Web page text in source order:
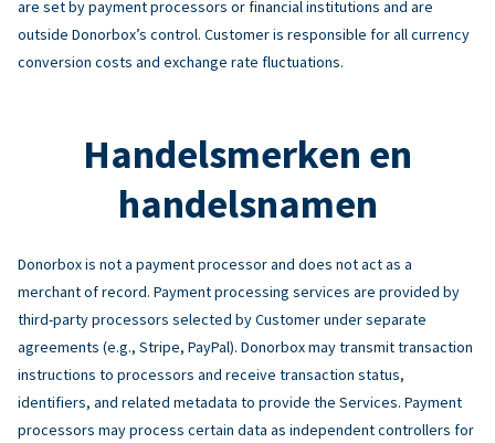
are set by payment processors or financial institutions and are
outside Donorbox’s control. Customer is responsible for all currency
conversion costs and exchange rate fluctuations.
Handelsmerken en
handelsnamen
Donorbox is not a payment processor and does not act as a
merchant of record. Payment processing services are provided by
third-party processors selected by Customer under separate
agreements (e.g., Stripe, PayPal). Donorbox may transmit transaction
instructions to processors and receive transaction status,
identifiers, and related metadata to provide the Services. Payment
processors may process certain data as independent controllers for